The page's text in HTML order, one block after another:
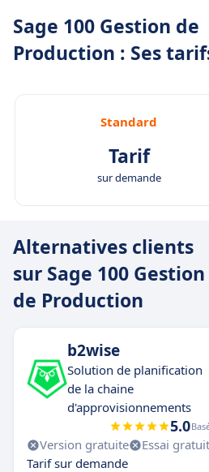
Sage 100 Gestion de
Production : Ses
Standard
Tarif
sur demande
Alternatives clients
sur Sage 100 Gestion
de Production
b2wise
Solution de planification
de la chaine
d'approvisionnements
5.0
Version gratuite Essai gratuit
Tarif sur demande